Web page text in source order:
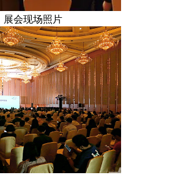
展会现场照片